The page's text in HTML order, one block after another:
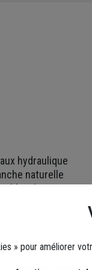
hydraulique
naturelle
NHL3,5
0,22 €éco-contribution
» pour améliorer